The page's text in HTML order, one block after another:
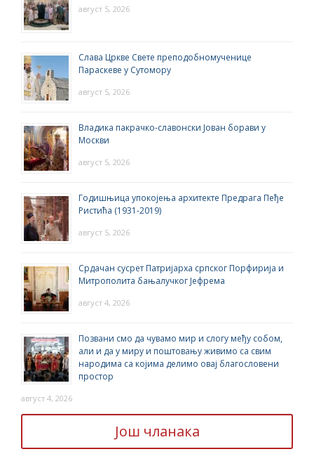
август 5, 2026
Слава Цркве Свете преподобномученице
Параскеве у Сутомору
август 5, 2026
Владика пакрачко-славонски Јован борави у
Москви
август 5, 2026
Годишњица упокојења архитекте Предрага Пеђе
Ристића (1931-2019)
август 5, 2026
Срдачан сусрет Патријарха српског Порфирија и
Митрополита бањалучког Јефрема
август 4, 2026
Позвани смо да чувамо мир и слогу међу собом,
али и да у миру и поштовању живимо са свим
народима са којима делимо овај благословени
простор
август 4, 2026
Још чланака